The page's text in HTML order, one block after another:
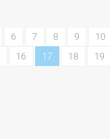
6 7 8 9
10
16 17 18
19